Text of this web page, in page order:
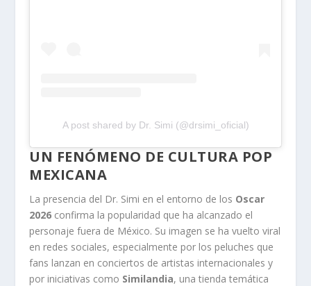
A post shared by Dr. Simi (@drsimi_oficial)
UN FENÓMENO DE CULTURA POP
MEXICANA
La presencia del Dr. Simi en el entorno de los Oscar
2026 confirma la popularidad que ha alcanzado el
personaje fuera de México. Su imagen se ha vuelto viral
en redes sociales, especialmente por los peluches que
fans lanzan en conciertos de artistas internacionales y
por iniciativas como Similandia, una tienda temática